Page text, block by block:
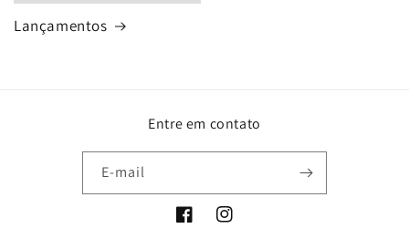
Lançamentos
Entre em contato
E-mail
FacebookInstagram